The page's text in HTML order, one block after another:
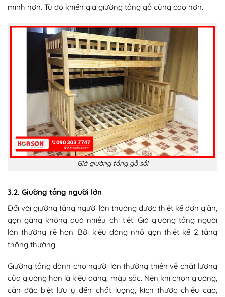
minh hơn. Từ đó khiến giá giường tầng gỗ cũng cao hơn.
Giá giường tầng gỗ sồi
3.2. Giường tầng người lớn
Đối với giường tầng người lớn thường được thiết kế đơn giản,
gọn gàng không quá nhiều chi tiết. Giá giường tầng người
lớn thường rẻ hơn. Bởi kiểu dáng nhỏ gọn thiết kế 2 tầng
thông thường.
Giường tầng dành cho người lớn thường thiên về chất lượng
của giường hơn là kiểu dáng, màu sắc. Nên khi chọn giường,
cần đặc biệt lưu ý đến chất lượng, kích thước chiều cao,